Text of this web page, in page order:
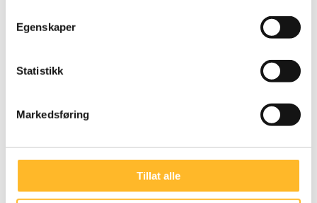
Egenskaper
Statistikk
Markedsføring
Tillat alle
Sverre Simen Hov fra Bergen Næringsråd ledet
frokostmøtet 31. august.